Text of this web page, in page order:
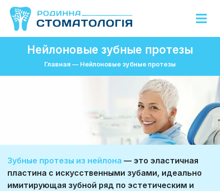
Нейлоновые зубные протезы
Главная — Нейлоновые зубные протезы
Зубные протезы из нейлона — это эластичная
пластина с искусственными зубами, идеально
имитирующая зубной ряд по эстетическим и